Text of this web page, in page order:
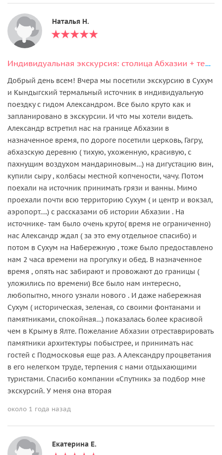
Наталья Н.
Индивидуальная экскурсия: столица Абхазии + термальный источник Кындыг
Добрый день всем! Вчера мы посетили экскурсию в Сухум
и Кындыгский термальный источник в индивидуальную
поездку с гидом Александром. Все было круто как и
запланировано в экскурсии. И что мы хотели видеть.
Александр встретил нас на границе Абхазии в
назначенное время, по дороге посетили церковь, Гагру,
абхазскую деревню ( тихую, ухоженную, красивую, с
пахнущим воздухом мандариновым…) на дигустацию вин,
купили сыру , колбасы местной копчености, чачу. Потом
поехали на источник принимать грязи и ванны. Мимо
проехали почти всю территорию Сухум ( и центр и вокзал,
аэропорт….) с рассказами об истории Абхазии . На
источнике- там было очень круто( время не ограниченно)
нас Александр ждал ( за это ему отдельное спасибо) и
потом в Сухум на Набережную , тоже было предоставлено
нам 2 часа времени на прогулку и обед. В назначенное
время , опять нас забирают и провожают до границы (
уложились по времени) Все было нам интересно,
любопытно, много узнали нового . И даже набережная
Сухум ( историческая, зеленая, со своими фонтанами и
памятниками, спокойная…) показалась более красивой
чем в Крыму в Ялте. Пожелание Абхазии отреставрировать
памятники архитектуры побыстрее, и принимать нас
гостей с Подмосковья еще раз. А Александру процветания
в его нелегком труде, терпения с нами отдыхающими
туристами. Спасибо компании «Спутник» за подбор мне
экскурсий. У меня она вторая
около 1 года назад
Екатерина Е.